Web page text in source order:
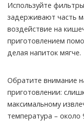
Используйте
задерживают часть
воздействие на
приготовлением
делая напиток мягче.
Обратите внимание
приготовлении:
максимальному
температура – около